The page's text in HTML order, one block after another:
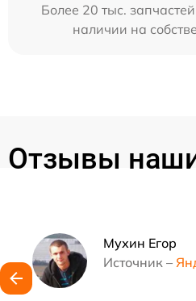
Более 20 тыс.
наличии на
Отзывы
Мухин Егор
Источник –
Наши